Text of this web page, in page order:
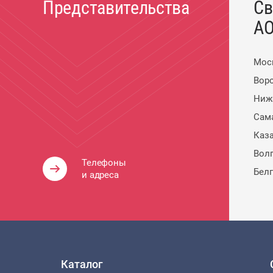
Представительства
Телефоны
и адреса
Каталог